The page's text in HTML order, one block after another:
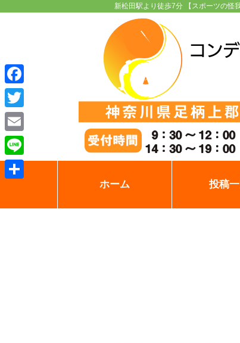
新松田駅より徒歩7分 【スポーツの怪
ホーム 投稿
Facebook
Twitter
Email
Line
有